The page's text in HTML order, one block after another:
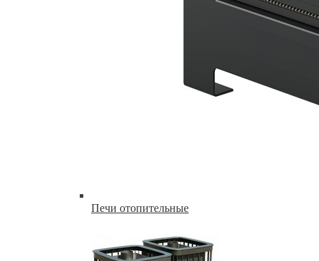
Печи отопительные